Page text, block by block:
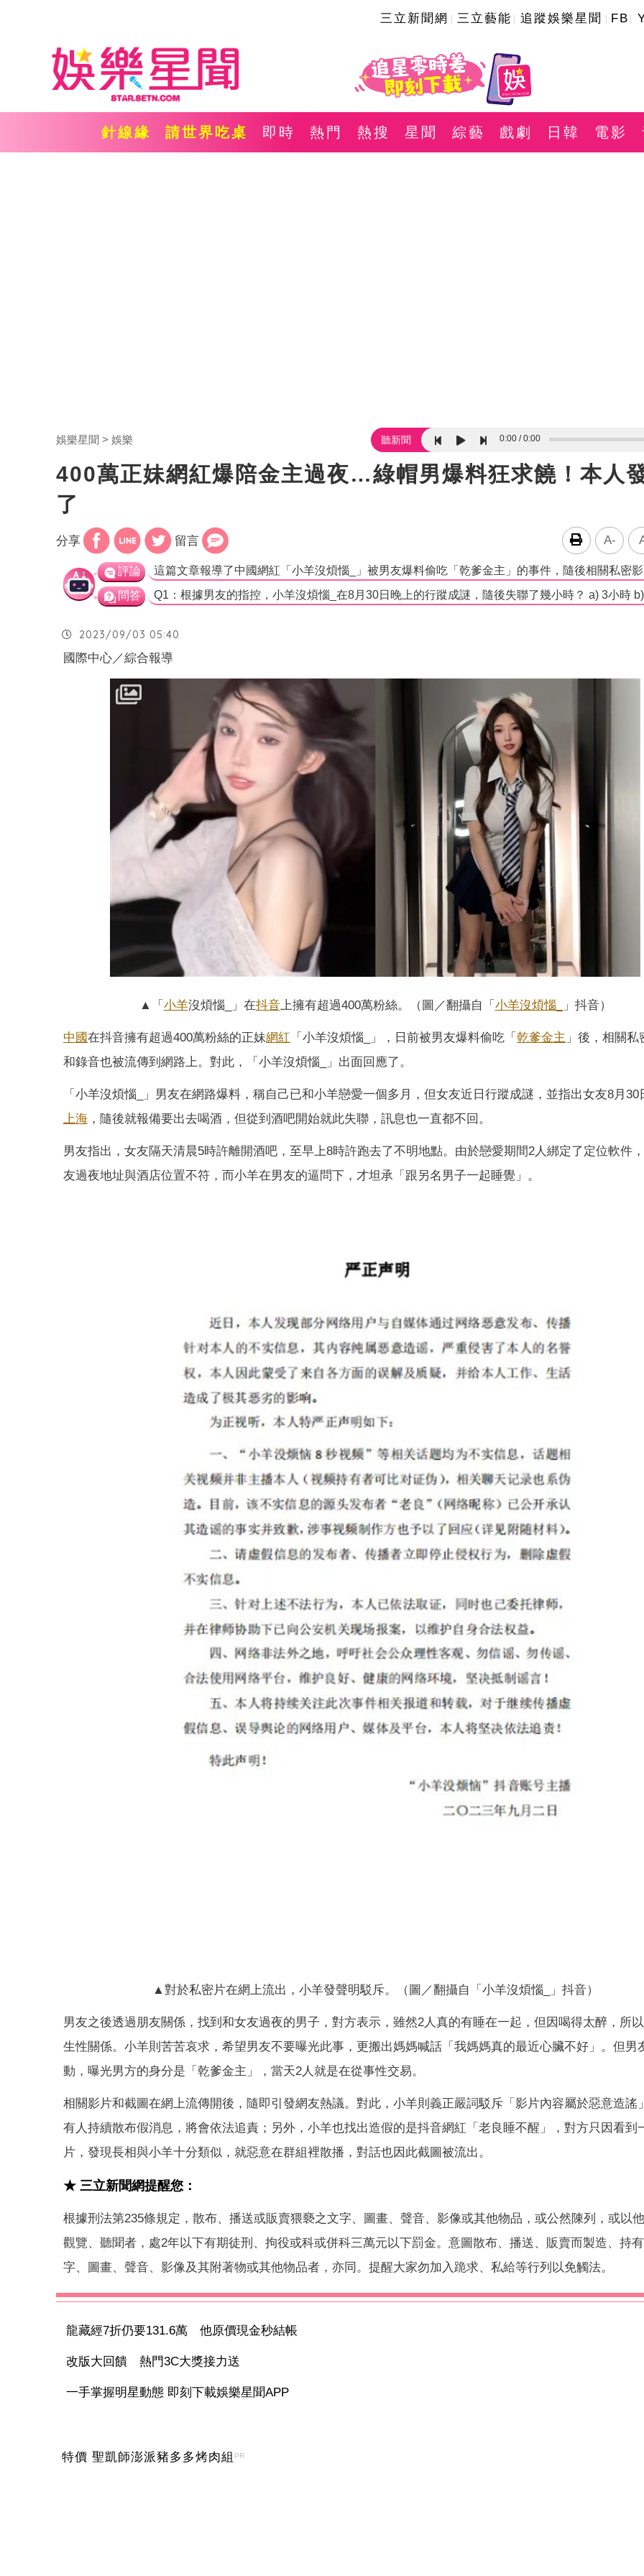
三立新聞網 三立藝能 追蹤娛樂星聞 FB
針線緣 請世界吃桌 即時 熱門 熱搜 星聞 綜藝 戲劇 日韓 電影
娛樂星聞 娛樂 聽新聞 0:00 0:00
400萬正妹網紅爆陪金主過夜…綠帽男爆料狂求饒！本人
了
分享 留言 A-
評論
問答
2023/09/03 05:40
國際中心／綜合報導
▲「 小羊沒煩惱_」在抖音上擁有超過400萬粉絲。（圖／翻攝自「 小羊沒煩惱_ 」抖音）
中國在抖音擁有超過400萬粉絲的正妹網紅 「小羊沒煩惱_」，日前被男友爆料偷吃「 乾爹金主 」後，相關私
和錄音也被流傳到網路上。對此，「小羊沒煩惱_」出面回應了。
「小羊沒煩惱_」男友在網路爆料，稱自己已和小羊戀愛一個多月，但女友近日行蹤成謎，並指出女友8月30
上海 ，隨後就報備要出去喝酒，但從到酒吧開始就此失聯，訊息也一直都不回。
男友指出，女友隔天清晨5時許離開酒吧，至早上8時許跑去了不明地點。由於戀愛期間2人綁定了定位軟件
友過夜地址與酒店位置不符，而小羊在男友的逼問下，才坦承「跟另名男子一起睡覺」。
▲對於私密片在網上流出，小羊發聲明駁斥。（圖／翻攝自「小羊沒煩惱_」抖音）
男友之後透過朋友關係，找到和女友過夜的男子，對方表示，雖然2人真的有睡在一起，但因喝得太醉，所
生性關係。小羊則苦苦哀求，希望男友不要曝光此事，更搬出媽媽喊話「我媽媽真的最近心臟不好」。但男
動，曝光男方的身分是「乾爹金主」，當天2人就是在從事性交易。
相關影片和截圖在網上流傳開後，隨即引發網友熱議。對此，小羊則義正嚴詞駁斥「影片內容屬於惡意造謠
有人持續散布假消息，將會依法追責；另外，小羊也找出造假的是抖音網紅「老良睡不醒」，對方只因看到
片，發現長相與小羊十分類似，就惡意在群組裡散播，對話也因此截圖被流出。
★ 三立新聞網提醒您：
根據刑法第235條規定，散布、播送或販賣猥褻之文字、圖畫、聲音、影像或其他物品，或公然陳列，或以
觀覽、聽聞者，處2年以下有期徒刑、拘役或科或併科三萬元以下罰金。意圖散布、播送、販賣而製造、持
字、圖畫、聲音、影像及其附著物或其他物品者，亦同。提醒大家勿加入跪求、私給等行列以免觸法。
龍藏經7折仍要131.6萬 他原價現金秒結帳
改版大回饋 熱門3C大獎接力送
一手掌握明星動態 即刻下載娛樂星聞APP
特價 聖凱師澎派豬多多烤肉組 PR